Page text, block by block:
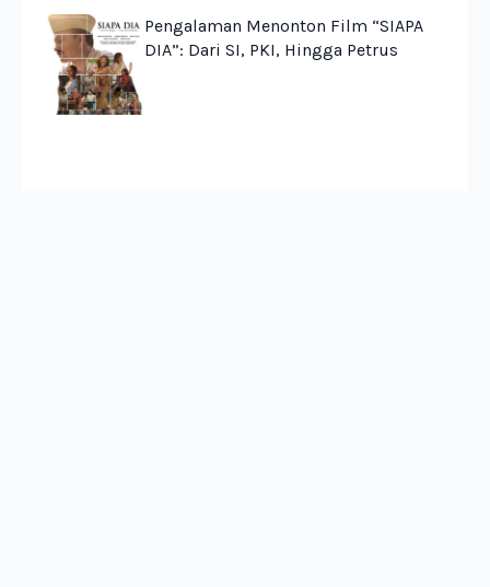
Pengalaman Menonton Film “SIAPA
DIA”: Dari SI, PKI, Hingga Petrus